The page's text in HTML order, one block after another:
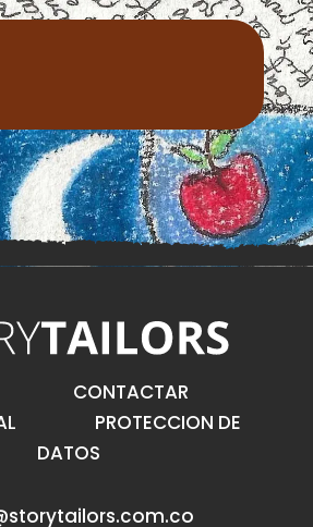
CONTACTAR
PROTECCION DE
DATOS